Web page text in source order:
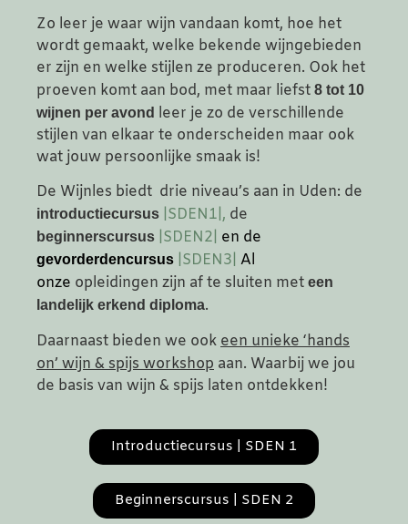
Zo leer je waar wijn vandaan komt, hoe het
wordt gemaakt, welke bekende wijngebieden
er zijn en welke stijlen ze produceren. Ook het
proeven komt aan bod, met maar liefst 8 tot 10
wijnen per avond leer je zo de verschillende
stijlen van elkaar te onderscheiden maar ook
wat jouw persoonlijke smaak is!
De Wijnles biedt drie niveau’s aan in Uden: de
introductiecursus |SDEN1|, de
beginnerscursus |SDEN2| en de
gevorderdencursus |SDEN3| Al
onze opleidingen zijn af te sluiten met een
landelijk erkend diploma.
Daarnaast bieden we ookeen unieke ‘hands
on’ wijn & spijs workshop aan. Waarbij we jou
de basis van wijn & spijs laten ontdekken!
Introductiecursus | SDEN 1
Beginnerscursus | SDEN 2